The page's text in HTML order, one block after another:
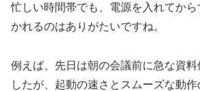
忙しい時間帯でも、電源を入れてか
かれるのはありがたいですね。
例えば、先日は朝の会議前に急な資料
したが、起動の速さとスムーズな動